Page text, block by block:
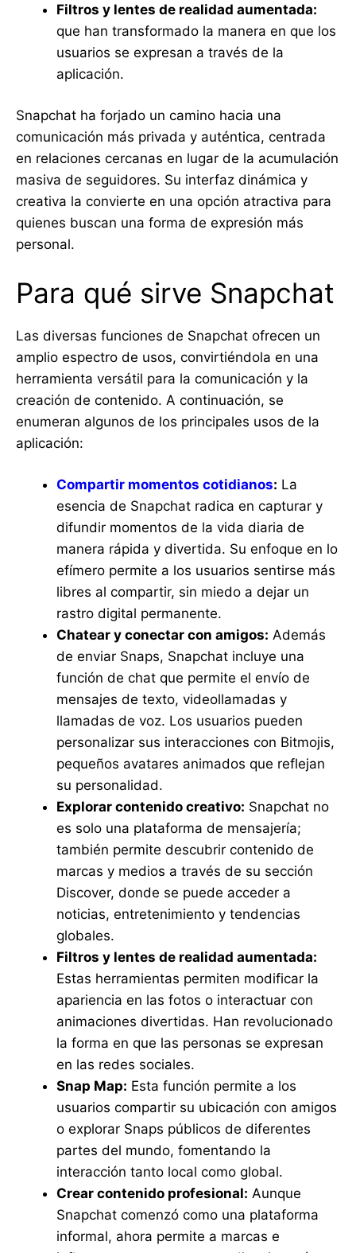
Filtros y lentes de realidad aumentada:
que han transformado la manera en que los
usuarios se expresan a través de la
aplicación.
Snapchat ha forjado un camino hacia una
comunicación más privada y auténtica, centrada
en relaciones cercanas en lugar de la acumulación
masiva de seguidores. Su interfaz dinámica y
creativa la convierte en una opción atractiva para
quienes buscan una forma de expresión más
personal.
Para qué sirve Snapchat
Las diversas funciones de Snapchat ofrecen un
amplio espectro de usos, convirtiéndola en una
herramienta versátil para la comunicación y la
creación de contenido. A continuación, se
enumeran algunos de los principales usos de la
aplicación:
Compartir momentos cotidianos: La
esencia de Snapchat radica en capturar y
difundir momentos de la vida diaria de
manera rápida y divertida. Su enfoque en lo
efímero permite a los usuarios sentirse más
libres al compartir, sin miedo a dejar un
rastro digital permanente.
Chatear y conectar con amigos: Además
de enviar Snaps, Snapchat incluye una
función de chat que permite el envío de
mensajes de texto, videollamadas y
llamadas de voz. Los usuarios pueden
personalizar sus interacciones con Bitmojis,
pequeños avatares animados que reflejan
su personalidad.
Explorar contenido creativo: Snapchat no
es solo una plataforma de mensajería;
también permite descubrir contenido de
marcas y medios a través de su sección
Discover, donde se puede acceder a
noticias, entretenimiento y tendencias
globales.
Filtros y lentes de realidad aumentada:
Estas herramientas permiten modificar la
apariencia en las fotos o interactuar con
animaciones divertidas. Han revolucionado
la forma en que las personas se expresan
en las redes sociales.
Snap Map: Esta función permite a los
usuarios compartir su ubicación con amigos
o explorar Snaps públicos de diferentes
partes del mundo, fomentando la
interacción tanto local como global.
Crear contenido profesional: Aunque
Snapchat comenzó como una plataforma
informal, ahora permite a marcas e